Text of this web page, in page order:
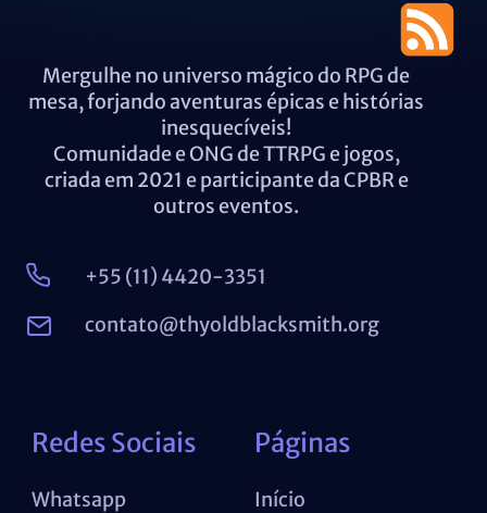
Mergulhe no universo mágico do RPG de
mesa, forjando aventuras épicas e histórias
inesquecíveis!
Comunidade e ONG de TTRPG e jogos,
criada em 2021 e participante da CPBR e
outros eventos.
+55 (11) 4420-3351
contato@thyoldblacksmith.org
Redes Sociais
Whatsapp
Páginas
Início